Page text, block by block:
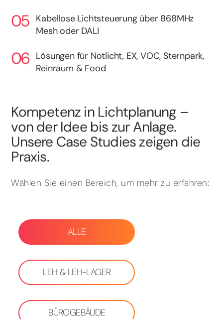
Kabellose Lichtsteuerung über 868MHz
Mesh oder DALI
Lösungen für Notlicht, EX, VOC, Sternpark,
Reinraum & Food
Kompetenz in Lichtplanung –
von der Idee bis zur Anlage.
Unsere Case Studies zeigen die
Praxis.
Wählen Sie einen Bereich, um mehr zu erfahren:
ALLE
LEH & LEH-LAGER
BÜROGEBÄUDE